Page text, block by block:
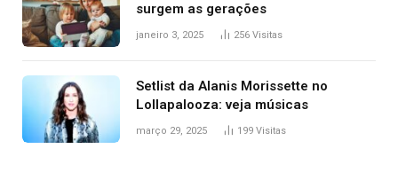
surgem as gerações
janeiro 3, 2025 256 Visitas
Setlist da Alanis Morissette no
Lollapalooza: veja músicas
março 29, 2025 199 Visitas